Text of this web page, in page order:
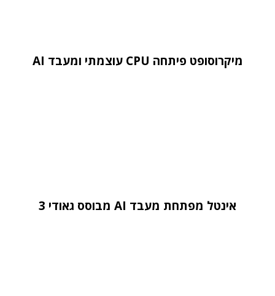
מיקרוסופט פיתחה CPU עוצמתי ומעבד AI
אינטל מפתחת מעבד AI מבוסס גאודי 3